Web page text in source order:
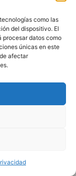
como las
del dispositivo. El
procesar datos como
únicas en este
afectar